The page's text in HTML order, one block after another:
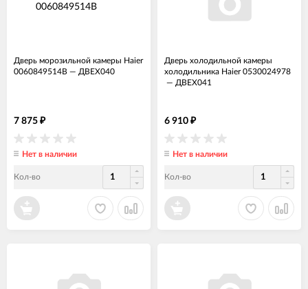
Дверь морозильной камеры Haier
0060849514B — ДВЕХ040
7 875 ₽
Нет в наличии
Кол-во
Дверь холодильной камеры
холодильника Haier 0530024978
— ДВЕХ041
6 910 ₽
Нет в наличии
Кол-во